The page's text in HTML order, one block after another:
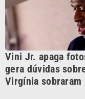
VTV é afiliada do
Região
Campinas e